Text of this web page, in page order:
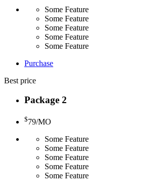
Some Feature
Some Feature
Some Feature
Some Feature
Some Feature
Purchase
Best price
Package 2
$79/MO
Some Feature
Some Feature
Some Feature
Some Feature
Some Feature